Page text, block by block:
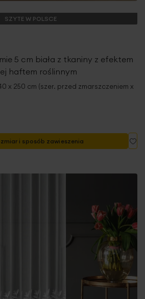
SZYTE W POLSCE
5 cm biała z tkaniny z efektem
haftem roślinnym
x 250 cm (szer. przed zmarszczeniem x
i sposób zawieszenia